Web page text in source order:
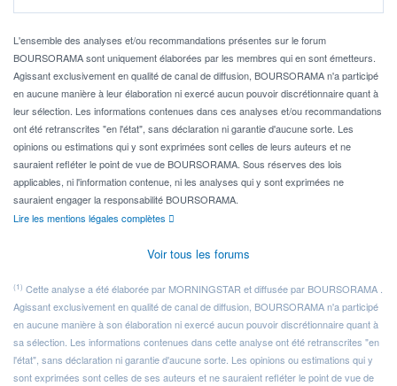
Pour l' ...
L'ensemble des analyses et/ou recommandations présentes sur le forum
BOURSORAMA sont uniquement élaborées par les membres qui en sont émetteurs.
Agissant exclusivement en qualité de canal de diffusion, BOURSORAMA n'a participé
en aucune manière à leur élaboration ni exercé aucun pouvoir discrétionnaire quant à
leur sélection. Les informations contenues dans ces analyses et/ou recommandations
ont été retranscrites "en l'état", sans déclaration ni garantie d'aucune sorte. Les
opinions ou estimations qui y sont exprimées sont celles de leurs auteurs et ne
sauraient refléter le point de vue de BOURSORAMA. Sous réserves des lois
applicables, ni l'information contenue, ni les analyses qui y sont exprimées ne
sauraient engager la responsabilité BOURSORAMA.
Lire les mentions légales complètes
Voir tous les forums
(1) Cette analyse a été élaborée par MORNINGSTAR et diffusée par BOURSORAMA .
Agissant exclusivement en qualité de canal de diffusion, BOURSORAMA n'a participé
en aucune manière à son élaboration ni exercé aucun pouvoir discrétionnaire quant à
sa sélection. Les informations contenues dans cette analyse ont été retranscrites "en
l'état", sans déclaration ni garantie d'aucune sorte. Les opinions ou estimations qui y
sont exprimées sont celles de ses auteurs et ne sauraient refléter le point de vue de